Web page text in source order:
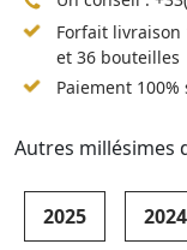
Forfait livraison
et 36 bouteilles
Paiement
Autres millésimes
2025 2024